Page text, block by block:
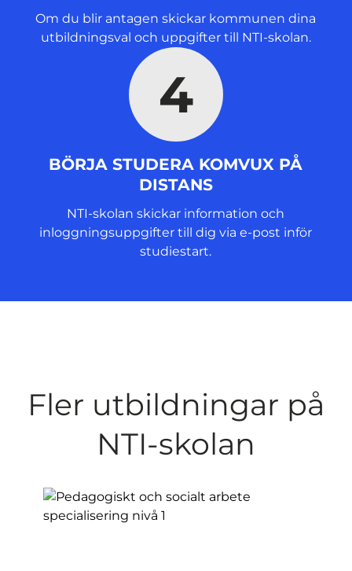
Om du blir antagen skickar kommunen dina
utbildningsval och uppgifter till NTI-skolan.
4
BÖRJA STUDERA KOMVUX PÅ
DISTANS
NTI-skolan skickar information och
inloggningsuppgifter till dig via e-post inför
studiestart.
Fler utbildningar på
NTI-skolan